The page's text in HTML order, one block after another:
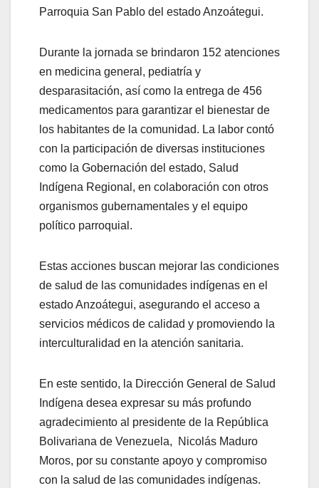
Parroquia San Pablo del estado Anzoátegui.
Durante la jornada se brindaron 152 atenciones
en medicina general, pediatría y
desparasitación, así como la entrega de 456
medicamentos para garantizar el bienestar de
los habitantes de la comunidad. La labor contó
con la participación de diversas instituciones
como la Gobernación del estado, Salud
Indígena Regional, en colaboración con otros
organismos gubernamentales y el equipo
político parroquial.
Estas acciones buscan mejorar las condiciones
de salud de las comunidades indígenas en el
estado Anzoátegui, asegurando el acceso a
servicios médicos de calidad y promoviendo la
interculturalidad en la atención sanitaria.
En este sentido, la Dirección General de Salud
Indígena desea expresar su más profundo
agradecimiento al presidente de la República
Bolivariana de Venezuela, Nicolás Maduro
Moros, por su constante apoyo y compromiso
con la salud de las comunidades indígenas.